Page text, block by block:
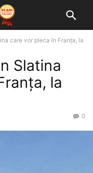
care vor pleca în Franța, la
Slatina
la
0